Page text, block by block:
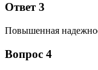
Ответ 3
Повышенная
Вопрос 4